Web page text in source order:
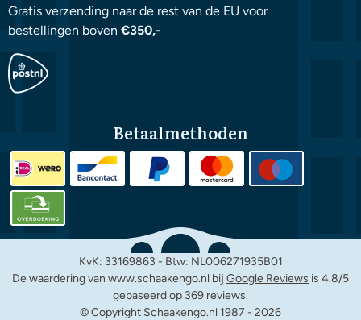
Gratis verzending naar de rest van de EU voor
bestellingen boven €350,-
Betaalmethoden
KvK: 33169863 - Btw: NL006271935B01
De waardering van www.schaakengo.nl bij Google Reviews is 4.8/5
gebaseerd op 369 reviews.
© Copyright Schaakengo.nl 1987 - 2026